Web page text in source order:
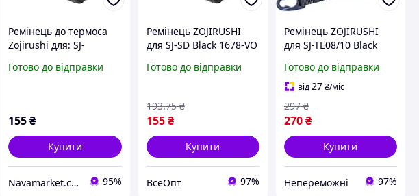
Ремінець до термоса
Zojirushi для: SJ-
Готово до відправки
155₴
Купити
Navamarket.com.ua © Туристичне та спортивне спорядження 95%
Ремінець ZOJIRUSHI
для SJ-SD Black 1678-VO
Готово до відправки
155 ₴
193.75 ₴
Купити
ВсеОпт 97%
Ремінець ZOJIRUSHI
для SJ-TE08/10 Black
Готово до відправки
від27₴/міс
270₴
297 ₴
Купити
Непереможні 97%